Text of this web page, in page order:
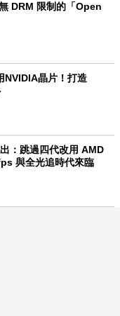
DRM 限制的「Open
NVIDIA晶片！打造
：跳過四代改用 AMD
與全光追時代來臨